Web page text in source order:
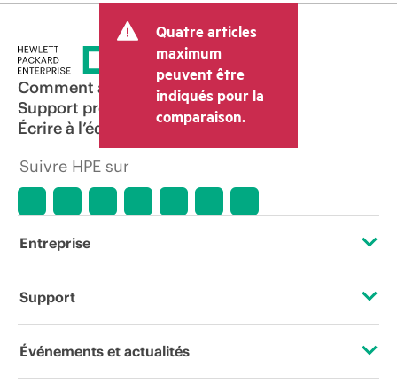
Quatre articles
maximum
peuvent être
indiqués pour la
comparaison.
Comment acheter
Support produit
Écrire à l’équipe commerciale
Suivre HPE sur
Entreprise
À propos de HPE
Support
Services d’assistance opérationnelle (OSS)
Événements et actualités